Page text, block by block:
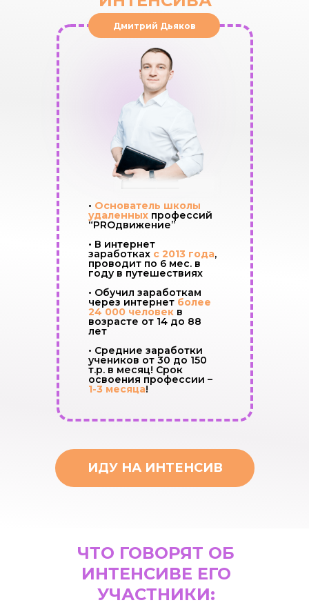
• Основатель школы
удаленных профессий
“PROдвижение”
• В интернет
заработках с 2013 года,
проводит по 6 мес. в
году в путешествиях
• Обучил заработкам
через интернет более
24 000 человек в
возрасте от 14 до 88
лет
• Средние заработки
учеников от 30 до 150
т.р. в месяц! Срок
освоения профессии –
1-3 месяца!
Дмитрий Дьяков
ИДУ НА ИНТЕНСИВ
ЧТО ГОВОРЯТ ОБ
ИНТЕНСИВЕ ЕГО
УЧАСТНИКИ: